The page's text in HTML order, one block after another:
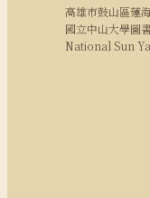
高雄市鼓山區蓮
國立中山大學圖
National Sun